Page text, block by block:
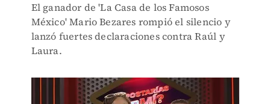
El ganador de 'La Casa de los Famosos
México' Mario Bezares rompió el silencio y
lanzó fuertes declaraciones contra Raúl y
Laura.